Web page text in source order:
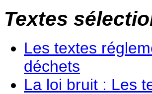
Textes
Les textes
déchets
La loi bruit : Les